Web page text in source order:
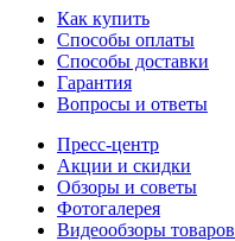
Как купить
Способы оплаты
Способы доставки
Гарантия
Вопросы и ответы
Пресс-центр
Акции и скидки
Обзоры и советы
Фотогалерея
Видеообзоры товаров